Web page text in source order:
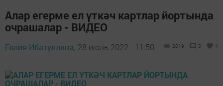
Алар егерме ел үткәч картлар йортында
очрашалар - ВИДЕО
Гөлия Ибатуллина, 28 июль 2022 - 11:50 2019 0 4